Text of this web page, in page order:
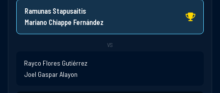
Ramunas Stapusaitis
Mariano Chiappe Fernández
VS
Rayco Flores Gutiérrez
Joel Gaspar Alayon